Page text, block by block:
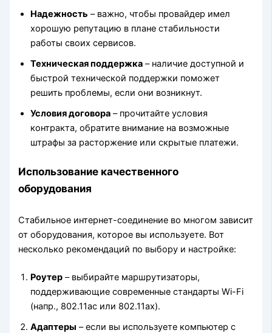
Надежность – важно, чтобы провайдер имел
хорошую репутацию в плане стабильности
работы своих сервисов.
Техническая поддержка – наличие доступной и
быстрой технической поддержки поможет
решить проблемы, если они возникнут.
Условия договора – прочитайте условия
контракта, обратите внимание на возможные
штрафы за расторжение или скрытые платежи.
Использование качественного
оборудования
Стабильное интернет-соединение во многом зависит
от оборудования, которое вы используете. Вот
несколько рекомендаций по выбору и настройке:
Роутер – выбирайте маршрутизаторы,
поддерживающие современные стандарты Wi-Fi
(напр., 802.11ac или 802.11ax).
Адаптеры – если вы используете компьютер с